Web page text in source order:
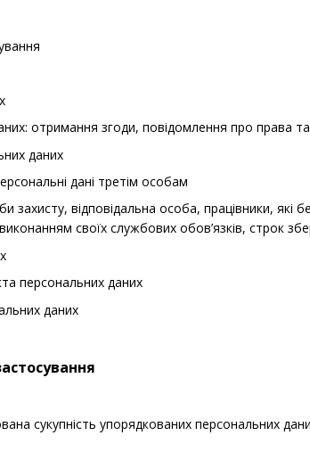
отримання згоди, повідомлення про права
даних
дані третім особам
захисту, відповідальна особа, працівники,
своїх службових обов’язків, строк
персональних даних
даних
сукупність упорядкованих персональних